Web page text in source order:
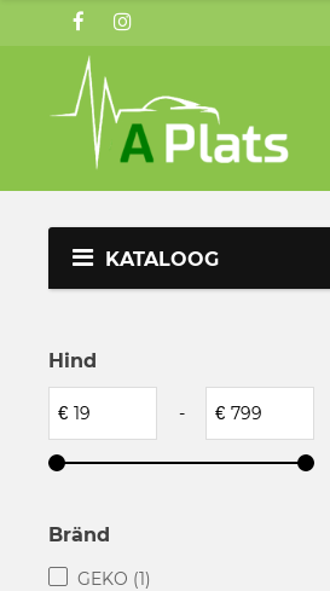
KATALOOG
Hind
€ - €
Bränd
GEKO (1)